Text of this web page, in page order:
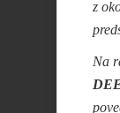
z
Na